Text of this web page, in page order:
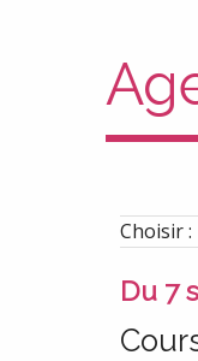
Choisir :
Du 7